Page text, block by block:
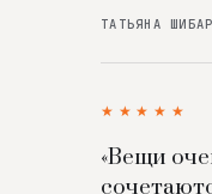
ТАТЬЯНА
★★★★★
«Вещи